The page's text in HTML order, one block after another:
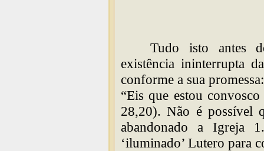
Tudo isto antes
existência ininterrupta
conforme a sua promessa:
“Eis que estou
28,20). Não é possível
abandonado a Igreja
‘iluminado’ Lutero para